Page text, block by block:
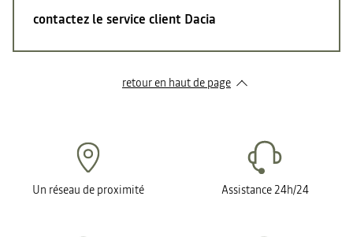
contactez le service client Dacia
retour en haut de page​
Un réseau de proximité Assistance 24h/24